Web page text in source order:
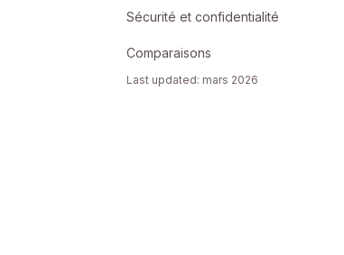
Sécurité et confidentialité
Comparaisons
Last updated: mars 2026